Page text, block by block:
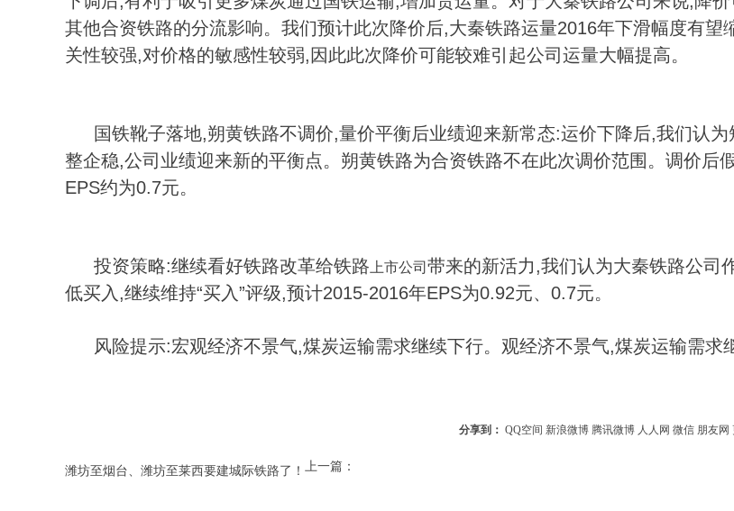
其他合资铁路的分流影响。我们预计此次降价后,大秦铁路运量2016年下滑幅度有
关性较强,对价格的敏感性较弱,因此此次降价可能较难引起公司运量大幅提高。
国铁靴子落地,朔黄铁路不调价,量价平衡后业绩迎来新常态:运价下降后,我们认
整企稳,公司业绩迎来新的平衡点。朔黄铁路为合资铁路不在此次调价范围。调价后
EPS约为0.7元。
投资策略:继续看好铁路改革给铁路 上市公司 带来的新活力,我们认为大秦铁路公司
低买入,继续维持“买入”评级,预计2015-2016年EPS为0.92元、0.7元。
风险提示:宏观经济不景气,煤炭运输需求继续下行。 观经济不景气,煤炭运输需求
分享到： QQ空间 新浪微博 腾讯微博 人人网 微信 朋友网
上一篇：
潍坊至烟台、潍坊至莱西要建城际铁路了！